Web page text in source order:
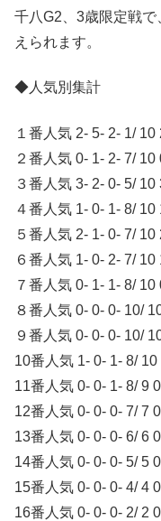
千八G2、3歳限定戦
えられます。
◆人気別集計
１番人気 2- 5- 2- 1/
２番人気 0- 1- 2- 7/
３番人気 3- 2- 0- 5/
４番人気 1- 0- 1- 8/
５番人気 2- 1- 0- 7/
６番人気 1- 0- 2- 7/
７番人気 0- 1- 1- 8/
８番人気 0- 0- 0- 10/
９番人気 0- 0- 0- 10/
10番人気 1- 0- 1- 8/
11番人気 0- 0- 1- 8/ 9
12番人気 0- 0- 0- 7/ 7
13番人気 0- 0- 0- 6/ 6
14番人気 0- 0- 0- 5/ 5
15番人気 0- 0- 0- 4/ 4
16番人気 0- 0- 0- 2/ 2